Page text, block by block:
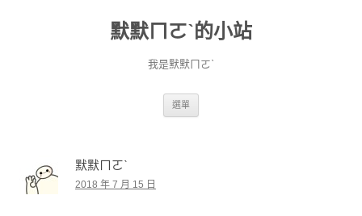
默默ㄇㄛˋ的小站
我是默默ㄇㄛˋ
選單
默默ㄇㄛˋ
2018 年 7 月 15 日